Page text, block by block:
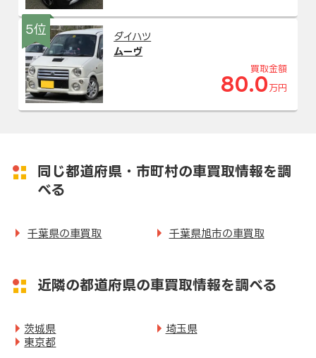
5位
ダイハツ
ムーヴ
買取金額
80.0 万円
同じ都道府県・市町村の車買取情報を調
べる
千葉県の車買取 千葉県旭市の車買取
近隣の都道府県の車買取情報を調べる
茨城県
埼玉県
東京都